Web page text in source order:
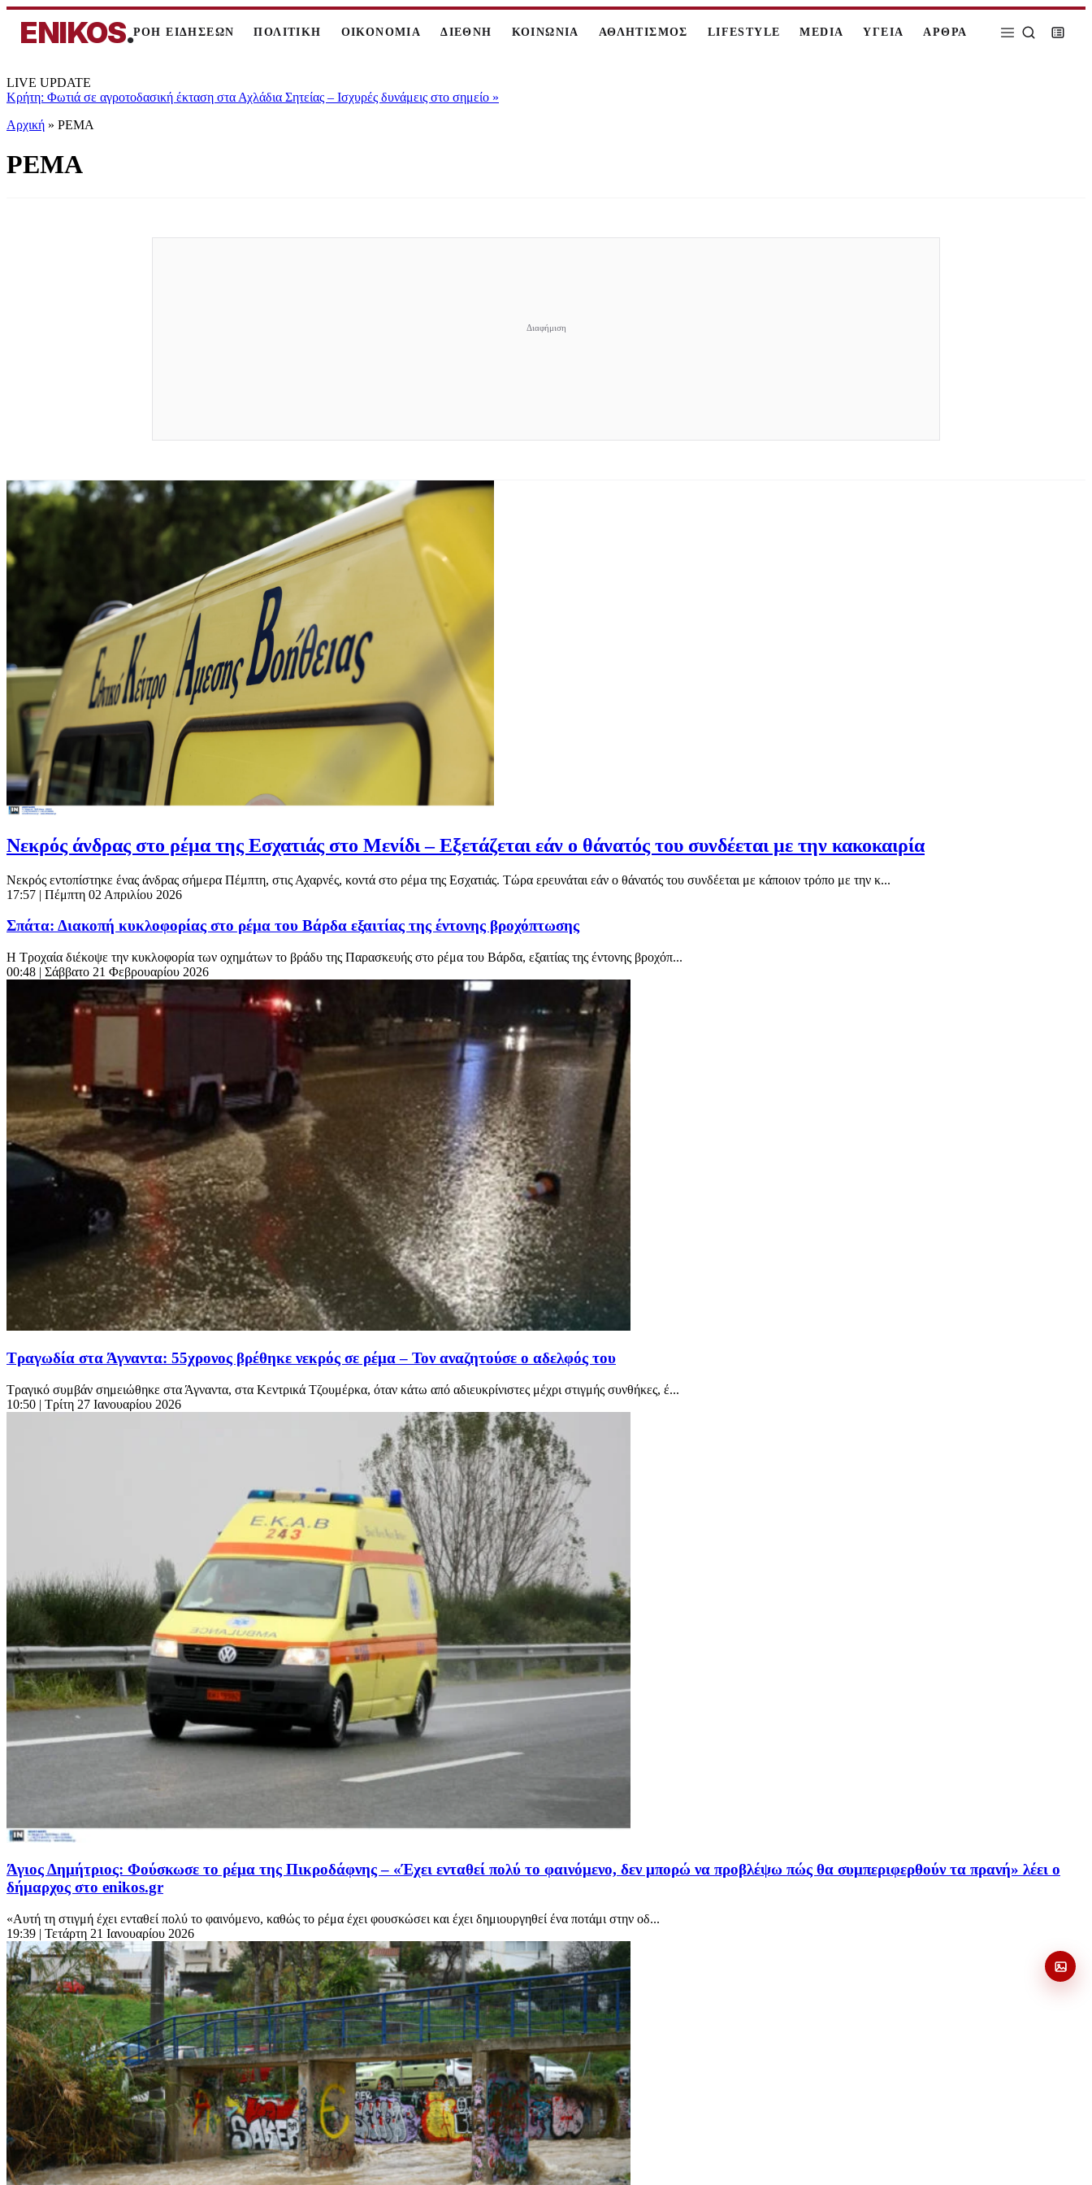
ENIKOS.ΡΟΗ ΕΙΔΗΣΕΩΝ ΠΟΛΙΤΙΚΗ ΟΙΚΟΝΟΜΙΑ ΔΙΕΘΝΗ ΚΟΙΝΩΝΙΑ ΑΘΛΗΤΙΣΜΟΣ LIFESTYLE MEDIA ΥΓΕΙΑ ΑΡΘΡΑ
LIVE UPDATE
Κρήτη: Φωτιά σε αγροτοδασική έκταση στα Αχλάδια Σητείας – Ισχυρές δυνάμεις στο σημείο »
Αρχική » ΡΕΜΑ
ΡΕΜΑ
Νεκρός άνδρας στο ρέμα της Εσχατιάς στο Μενίδι – Εξετάζεται εάν ο θάνατός του συνδέεται με την κακοκαιρία
Νεκρός εντοπίστηκε ένας άνδρας σήμερα Πέμπτη, στις Αχαρνές, κοντά στο ρέμα της Εσχατιάς. Τώρα ερευνάται εάν ο θάνατός του συνδέεται με κάποιον τρόπο με την κ...
17:57 | Πέμπτη 02 Απριλίου 2026
Σπάτα: Διακοπή κυκλοφορίας στο ρέμα του Βάρδα εξαιτίας της έντονης βροχόπτωσης
Η Τροχαία διέκοψε την κυκλοφορία των οχημάτων το βράδυ της Παρασκευής στο ρέμα του Βάρδα, εξαιτίας της έντονης βροχόπ...
00:48 | Σάββατο 21 Φεβρουαρίου 2026
Τραγωδία στα Άγναντα: 55χρονος βρέθηκε νεκρός σε ρέμα – Τον αναζητούσε ο αδελφός του
Τραγικό συμβάν σημειώθηκε στα Άγναντα, στα Κεντρικά Τζουμέρκα, όταν κάτω από αδιευκρίνιστες μέχρι στιγμής συνθήκες, έ...
10:50 | Τρίτη 27 Ιανουαρίου 2026
Άγιος Δημήτριος: Φούσκωσε το ρέμα της Πικροδάφνης – «Έχει ενταθεί πολύ το φαινόμενο, δεν μπορώ να προβλέψω πώς θα συμπεριφερθούν τα πρανή» λέει ο
δήμαρχος στο enikos.gr
«Αυτή τη στιγμή έχει ενταθεί πολύ το φαινόμενο, καθώς το ρέμα έχει φουσκώσει και έχει δημιουργηθεί ένα ποτάμι στην οδ...
19:39 | Τετάρτη 21 Ιανουαρίου 2026